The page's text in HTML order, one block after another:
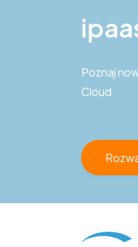
Poznaj
Cloud